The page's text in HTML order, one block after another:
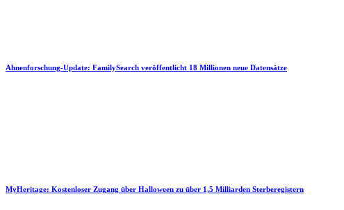
Ahnenforschung-Update: FamilySearch veröffentlicht 18 Millionen neue Datensätze
MyHeritage: Kostenloser Zugang über Halloween zu über 1,5 Milliarden Sterberegistern